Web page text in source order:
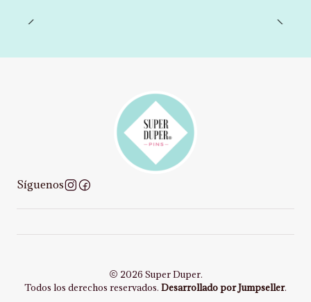
Síguenos
2026 Super Duper.
Todos los derechos reservados. Desarrollado por Jumpseller.